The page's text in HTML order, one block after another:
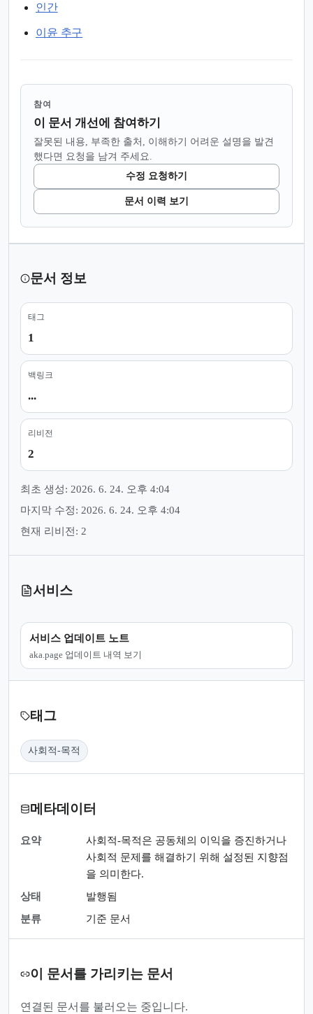
인간
이윤 추구
참여
이 문서 개선에 참여하기
잘못된 내용, 부족한 출처, 이해하기 어려운 설명을 발견
했다면 요청을 남겨 주세요.
수정 요청하기
문서 이력 보기
문서 정보
태그
1
백링크
...
리비전
2
최초 생성: 2026. 6. 24. 오후 4:04
마지막 수정: 2026. 6. 24. 오후 4:04
현재 리비전: 2
서비스
서비스 업데이트 노트
aka.page 업데이트 내역 보기
태그
사회적-목적
메타데이터
요약
사회적-목적은 공동체의 이익을 증진하거나
사회적 문제를 해결하기 위해 설정된 지향점
을 의미한다.
상태
발행됨
분류
기준 문서
이 문서를 가리키는 문서
연결된 문서를 불러오는 중입니다.